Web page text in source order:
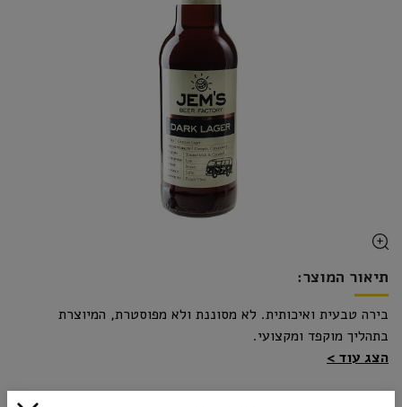
תיאור המוצר:
בירה טבעית ואיכותית. לא מסוננת ולא מפוסטרת, המיוצרת
בתהליך מוקפד ומקצועי.
הצג עוד